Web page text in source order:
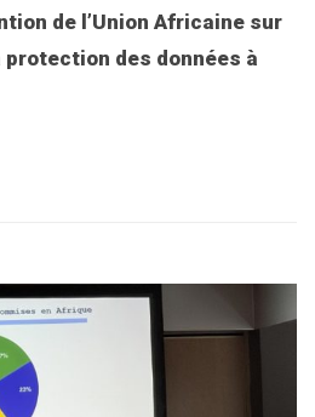
de l’Union Africaine sur
des données à